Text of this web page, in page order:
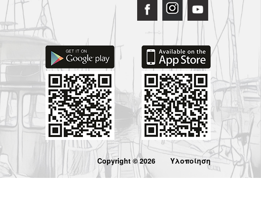
Copyright © 2026 Υλοποίηση